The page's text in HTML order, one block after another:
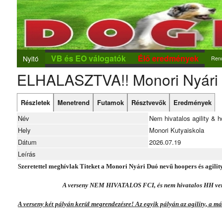
Nyitó VB és EO válogatók Élő eredmények
Új
ELHALASZTVA!! Monori
Részletek Menetrend Futamok Résztvevők
Eredmények
Név
Nem hivatalos agility &
Hely
Monori Kutyaiskola
Dátum
2026.07.19
Leírás
Szeretettel meghívlak Titeket a Monori Nyári Duó nevű hoopers és
A verseny NEM HIVATALOS FCI, és nem hivatalos HH
A verseny két pályán kerül megrendezésre! Az egyik pályán az agility, a